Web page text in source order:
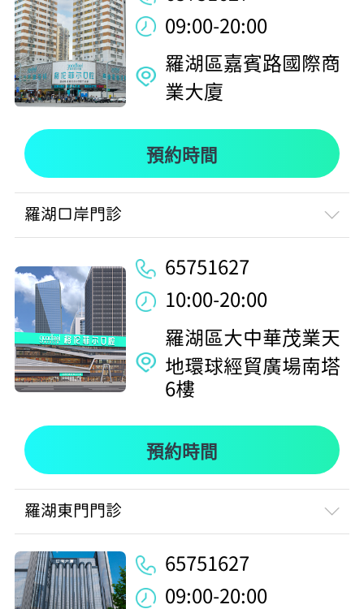
09:00-20:00
羅湖區嘉賓路國際商
業大廈
預約時間
羅湖口岸門診
65751627
10:00-20:00
羅湖區大中華茂業天
地環球經貿廣場南塔
6樓
預約時間
羅湖東門門診
65751627
09:00-20:00